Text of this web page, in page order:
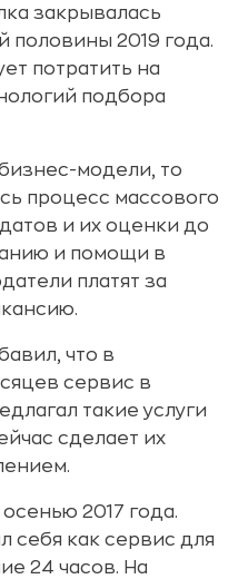
закрывалась
половины 2019 года.
потратить на
подбора
модели, то
процесс массового
и их оценки до
и помощи в
платят за
что в
сервис в
такие услуги
сделает их
осенью 2017 года.
себя как сервис для
24 часов. На